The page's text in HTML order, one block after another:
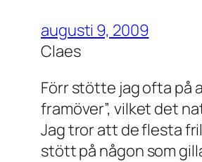
augusti 9, 2009
Claes
Förr stötte jag ofta på
framöver”, vilket det
Jag tror att de flesta
stött på någon som